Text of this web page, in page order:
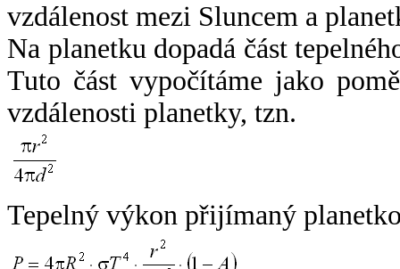
vzdálenost mezi Sluncem a
Na planetku dopadá část
Tuto část vypočítáme jako
vzdálenosti planetky, tzn.
Tepelný výkon přijímaný